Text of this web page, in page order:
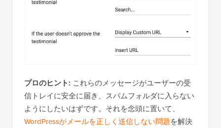
プロのヒント: これらのメッセージがユーザーの受
信トレイに安全に届き、スパムフォルダに入らない
ようにしたいはずです。それを念頭に置いて、
WordPressがメールを正しく送信しない問題を解決